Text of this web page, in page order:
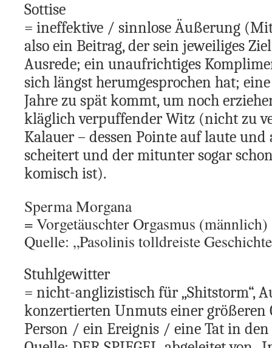
Sottise
= ineffektive / sinnlose Äußerung
also ein Beitrag, der sein jeweiliges
Ausrede; ein unaufrichtiges
sich längst herumgesprochen hat;
Jahre zu spät kommt, um noch
kläglich verpuffender Witz (nicht zu
Kalauer – dessen Pointe auf laute und
scheitert und der mitunter sogar
komisch ist).
Sperma Morgana
= Vorgetäuschter Orgasmus (männlich)
Quelle: „Pasolinis tolldreiste
Stuhlgewitter
= nicht-anglizistisch für „Shitstorm“,
konzertierten Unmuts einer größeren
Person / ein Ereignis / eine Tat in